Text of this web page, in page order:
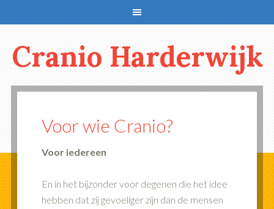
Cranio Harderwijk
Voor wie Cranio?
Voor iedereen
En in het bijzonder voor degenen die het idee
hebben dat zij gevoeliger zijn dan de mensen